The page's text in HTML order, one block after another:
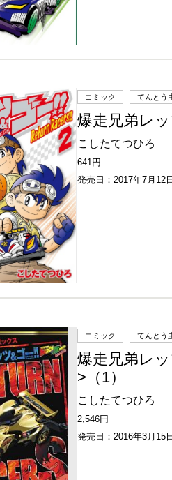
コミック てんとう
爆走兄弟レ
こしたてつひろ
641円
発売日：2017年7月12日
コミック てんとう
爆走兄弟レ
>（1）
こしたてつひろ
2,546円
発売日：2016年3月15日